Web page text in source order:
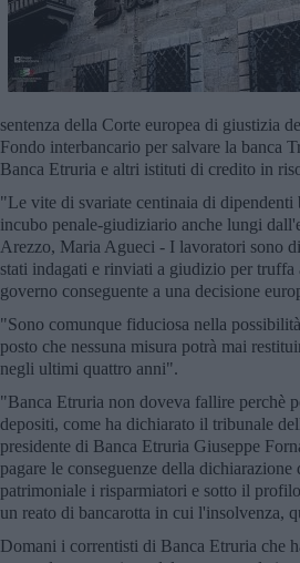
sentenza della Corte europea di giustizia
Fondo interbancario per salvare la banca
Banca Etruria e altri istituti di credito in
"Le vite di svariate centinaia di dipendenti
incubo penale-giudiziario anche lungi
Arezzo, Maria Agueci - I lavoratori sono
stati indagati e rinviati a giudizio per
governo conseguente a una decisione
"Sono comunque fiduciosa nella
posto che nessuna misura potrà mai
negli ultimi quattro anni".
"Banca Etruria non doveva fallire perchè
depositi, come ha dichiarato il tribunale
presidente di Banca Etruria Giuseppe
pagare le conseguenze della
patrimoniale i risparmiatori e sotto il
un reato di bancarotta in cui l'insolvenza,
Domani i correntisti di Banca Etruria che